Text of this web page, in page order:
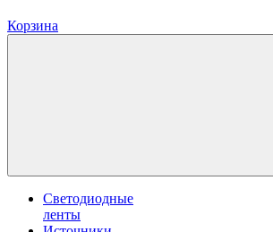
Корзина
Светодиодные
ленты